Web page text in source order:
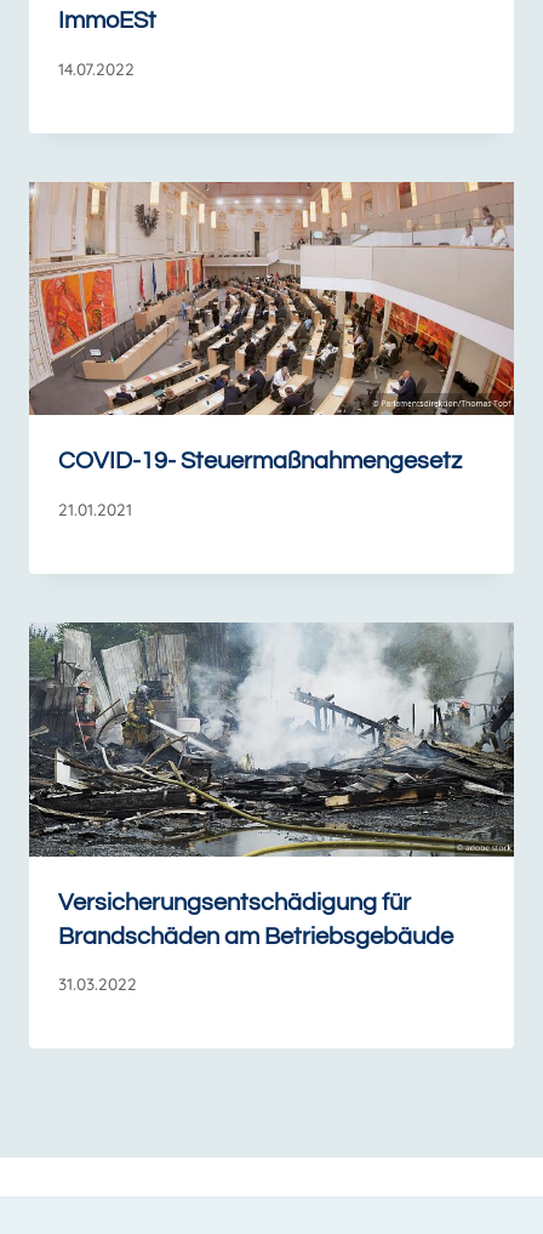
ImmoESt
14.07.2022
COVID-19- Steuermaßnahmengesetz
21.01.2021
Versicherungsentschädigung für
Brandschäden am Betriebsgebäude
31.03.2022